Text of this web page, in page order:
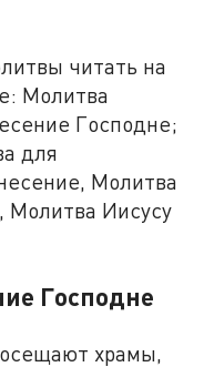
читать на
Молитва
Господне;
для
Молитва
Молитва Иисусу
Господне
храмы,